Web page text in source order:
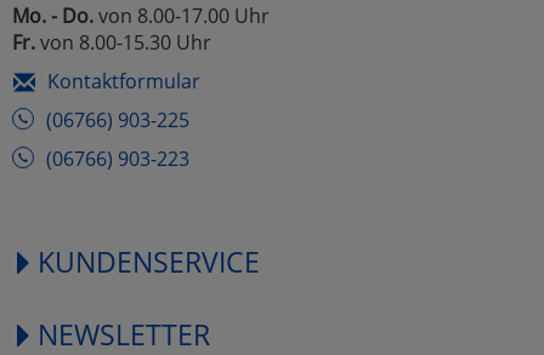
Mo. - Do.von 8.00-17.00 Uhr
Fr.von 8.00-15.30 Uhr
Kontaktformular
(06766) 903-225
(06766) 903-223
KUNDENSERVICE
NEWSLETTER